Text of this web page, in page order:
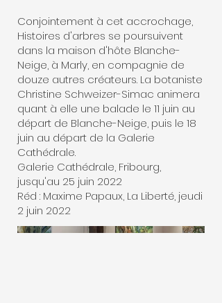
Conjointement à cet accrochage,
Histoires d'arbres se poursuivent
dans la maison d'hôte Blanche-
Neige, à Marly, en compagnie de
douze autres créateurs. La botaniste
Christine Schweizer-Simac animera
quant à elle une balade le 11 juin au
départ de Blanche-Neige, puis le 18
juin au départ de la Galerie
Cathédrale.
Galerie Cathédrale, Fribourg,
jusqu'au 25 juin 2022
Réd : Maxime Papaux, La Liberté, jeudi
2 juin 2022